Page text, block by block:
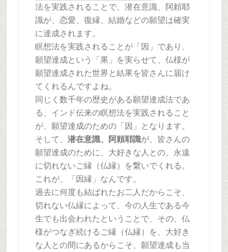
法を実践されることで、潜在意識、阿頼耶
識が、恋愛、復縁、結婚などの願望は確実
に達成されます。
瞑想法を実践されることが「因」であり、
願望達成という「果」を実らせて、仏様が
願望達成された世界と結果を皆さんに届け
てくれるんですよね。
同じく数千年の歴史がある願望達成法であ
る、インド伝来の瞑想法を実践されること
が、願望達成のための「因」となります。
そして、 潜在意識、阿頼耶識が、皆さんの
願望達成のために、大好きな人との、永遠
に切れないご縁（仏縁）を繋いでくれる。
これが、「因縁」なんです。
過去に何度も結ばれたお二人だからこそ、
切れない仏縁によって、今の人生である今
生でも出会われたということで、その、仏
様がつなぎ続けるご縁（仏縁）を、大好き
な人との間にあるからこそ、願望達成も当